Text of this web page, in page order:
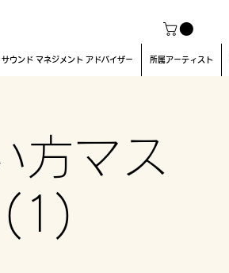
サウンド マネジメント アドバイザー 所属アーティスト
方マス